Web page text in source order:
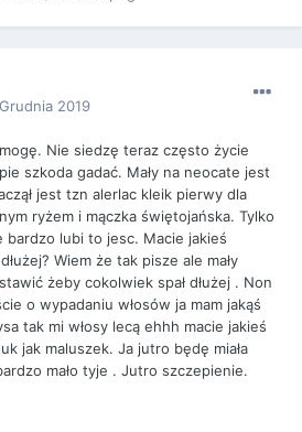
2019
Nie siedzę teraz często życie
szkoda gadać. Mały na neocate jest
jest tzn alerlac kleik pierwy dla
ryżem i mączka świętojańska. Tylko
lubi to jesc. Macie jakieś
Wiem że tak pisze ale mały
żeby cokolwiek spał dłużej . Non
o wypadaniu włosów ja mam jakąś
tak mi włosy lecą ehhh macie jakieś
jak maluszek. Ja jutro będę miała
mało tyje . Jutro szczepienie.